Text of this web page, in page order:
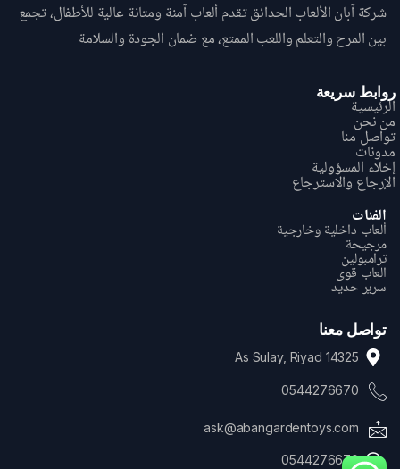
شركة آبان الألعاب الحدائق تقدم ألعاب آمنة ومتانة عالية للأطفال، تجمع
بين المرح والتعلم واللعب الممتع، مع ضمان الجودة والسلامة
روابط سريعة
الرئيسية
من نحن
تواصل منا
مدونات
إخلاء المسؤولية
الإرجاع والاسترجاع
الفئات
ألعاب داخلية وخارجية
مرجيحة
ترامبولين
العاب قوی
سریر حدید
تواصل معنا
As Sulay, Riyad 14325
0544276670
ask@abangardentoys.com
0544276670